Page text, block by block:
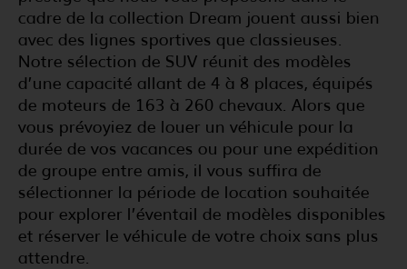
cadre de la collection Dream jouent aussi bien
avec des lignes sportives que classieuses.
Notre sélection de SUV réunit des modèles
d’une capacité allant de 4 à 8 places, équipés
de moteurs de 163 à 260 chevaux. Alors que
vous prévoyiez de louer un véhicule pour la
durée de vos vacances ou pour une expédition
de groupe entre amis, il vous suffira de
sélectionner la période de location souhaitée
pour explorer l’éventail de modèles disponibles
et réserver le véhicule de votre choix sans plus
attendre.